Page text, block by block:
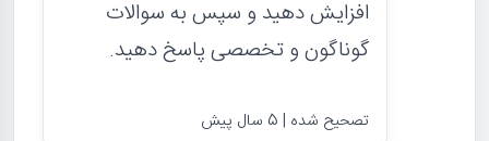
افزایش دهید و سپس به سوالات
گوناگون و تخصصی پاسخ دهید.
تصحیح شده | 5 سال پیش